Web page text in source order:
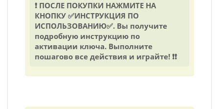
❗ ПОСЛЕ ПОКУПКИ НАЖМИТЕ НА
КНОПКУ ✅ИНСТРУКЦИЯ ПО
ИСПОЛЬЗОВАНИЮ✅. Вы получите
подробную инструкцию по
активации ключа. Выполните
пошагово все действия и играйте! ❗❗